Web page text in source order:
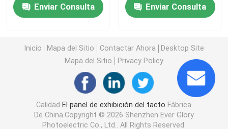
exhibición de enlace óptica
Pantalla táctil multi
Módulo de la pantalla táctil
Enviar Consulta
entrada VGA
Enviar Consulta
Inicio Mapa del Sitio Contactar Ahora
Desktop Site
Mapa del Sitio
Privacy Policy
Calidad El panel de exhibición del tacto Fábrica
De China.Copyright © 2026 Shenzhen Ever Glory
Photoelectric Co., Ltd.. All Rights Reserved.